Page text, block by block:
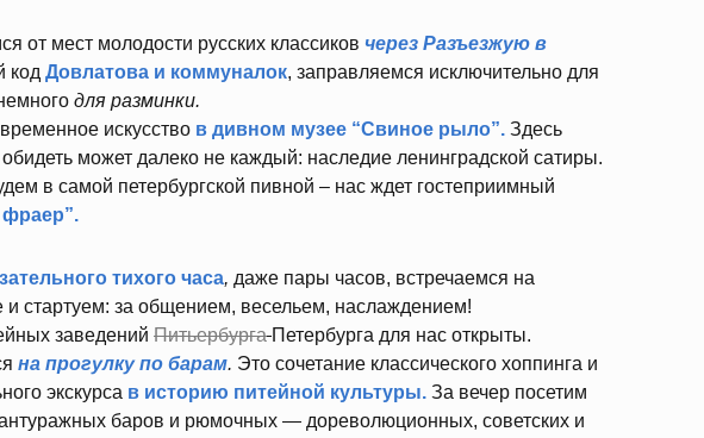
от мест молодости русских классиков через Разъезжую в
код Довлатова и коммуналок, заправляемся исключительно для
для разминки.
искусство в дивном музее “Свиное рыло”. Здесь
может далеко не каждый: наследие ленинградской сатиры.
в самой петербургской пивной – нас ждет гостеприимный
тихого часа, даже пары часов, встречаемся на
и стартуем: за общением, весельем, наслаждением!
заведений Питьербурга Петербурга для нас открыты.
на прогулку по барам. Это сочетание классического хоппинга и
экскурса в историю питейной культуры. За вечер посетим
антуражных баров и рюмочных — дореволюционных, советских и